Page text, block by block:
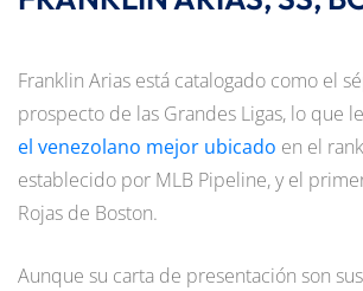
Franklin Arias está catalogado como el
prospecto de las Grandes Ligas, lo que
el venezolano mejor ubicado en el
establecido por MLB Pipeline, y el
Rojas de Boston.
Aunque su carta de presentación son